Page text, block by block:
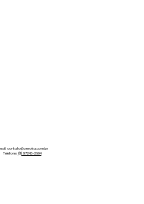
contato@zeroka.com.br
Telefone: (11) 97243-3694